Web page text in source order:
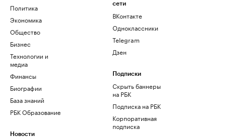
Политика
Экономика
Общество
Бизнес
Технологии и
медиа
Финансы
Биографии
База знаний
РБК Образование
Новости
сети
ВКонтакте
Одноклассники
Telegram
Дзен
Подписки
Скрыть баннеры
на РБК
Подписка на РБК
Корпоративная
подписка